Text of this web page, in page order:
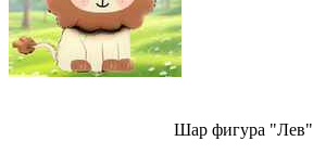
Шар фигура "Лев"